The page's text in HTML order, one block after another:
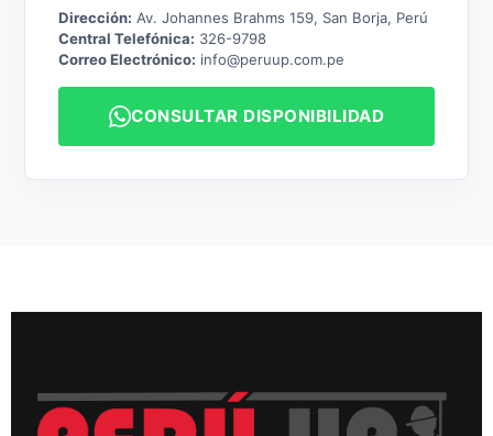
Dirección: Av. Johannes Brahms 159, San Borja, Perú
Central Telefónica: 326-9798
Correo Electrónico: info@peruup.com.pe
CONSULTAR DISPONIBILIDAD